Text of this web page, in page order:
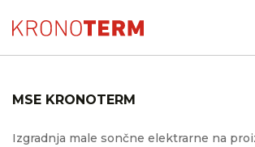
MSE KRONOTERM
Izgradnja male sončne elektrarne na